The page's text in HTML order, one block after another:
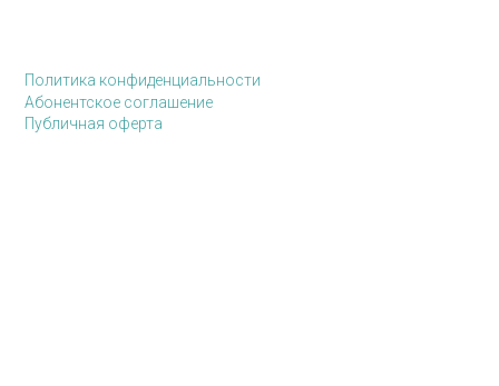
Политика конфиденциальности
Абонентское соглашение
Публичная оферта